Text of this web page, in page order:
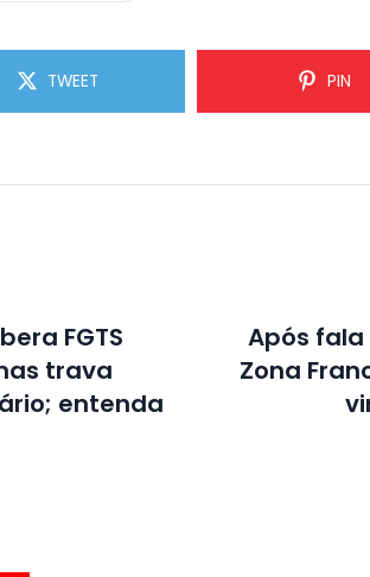
TWEET PIN
FGTS
trava
entenda
Após fala
Zona